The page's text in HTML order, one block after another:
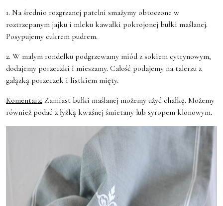
1. Na średnio rozgrzanej patelni smażymy obtoczone w
roztrzepanym jajku i mleku kawałki pokrojonej bułki maślanej.
Posypujemy cukrem pudrem.
2. W małym rondelku podgrzewamy miód z sokiem cytrynowym,
dodajemy porzeczki i mieszamy. Całość podajemy na talerzu z
gałązką porzeczek i listkiem mięty.
Komentarz: Zamiast bułki maślanej możemy użyć chałkę. Możemy
również podać z łyżką kwaśnej śmietany lub syropem klonowym.